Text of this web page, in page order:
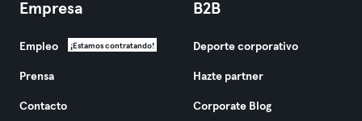
Empresa
Empleo ¡Estamos contratando!
Prensa
Contacto
B2B
Deporte corporativo
Hazte partner
Corporate Blog